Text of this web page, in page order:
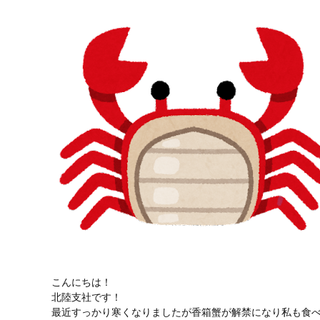
こんにちは！
北陸支社です！
最近すっかり寒くなりましたが香箱蟹が解禁になり私も食